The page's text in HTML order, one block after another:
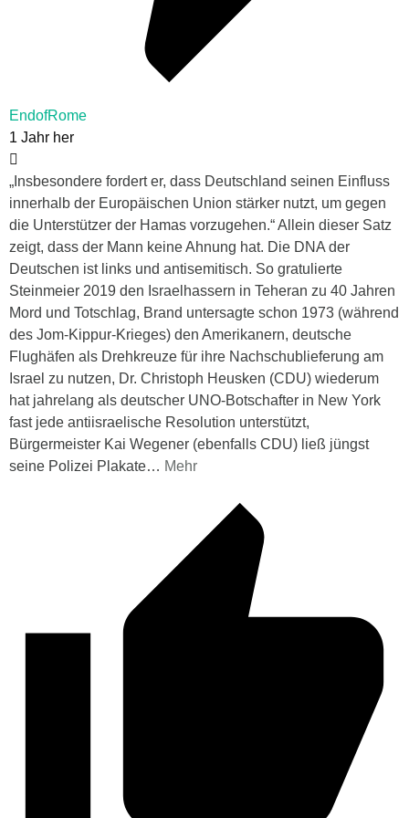
EndofRome
1 Jahr her
„Insbesondere fordert er, dass Deutschland seinen Einfluss
innerhalb der Europäischen Union stärker nutzt, um gegen
die Unterstützer der Hamas vorzugehen.“ Allein dieser Satz
zeigt, dass der Mann keine Ahnung hat. Die DNA der
Deutschen ist links und antisemitisch. So gratulierte
Steinmeier 2019 den Israelhassern in Teheran zu 40 Jahren
Mord und Totschlag, Brand untersagte schon 1973 (während
des Jom-Kippur-Krieges) den Amerikanern, deutsche
Flughäfen als Drehkreuze für ihre Nachschublieferung am
Israel zu nutzen, Dr. Christoph Heusken (CDU) wiederum
hat jahrelang als deutscher UNO-Botschafter in New York
fast jede antiisraelische Resolution unterstützt,
Bürgermeister Kai Wegener (ebenfalls CDU) ließ jüngst
seine Polizei Plakate… Mehr